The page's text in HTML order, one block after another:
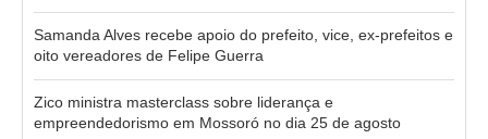
Samanda Alves recebe apoio do prefeito, vice, ex-prefeitos e
oito vereadores de Felipe Guerra
Zico ministra masterclass sobre liderança e
empreendedorismo em Mossoró no dia 25 de agosto